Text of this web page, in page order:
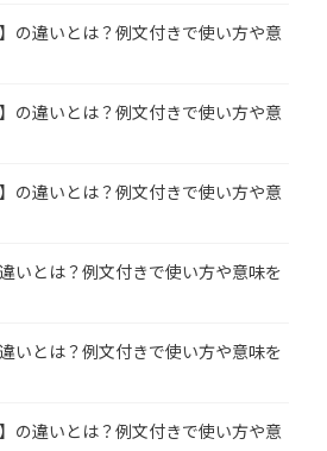
の違いとは？例文付きで使い方や意
の違いとは？例文付きで使い方や意
の違いとは？例文付きで使い方や意
いとは？例文付きで使い方や意味を
いとは？例文付きで使い方や意味を
の違いとは？例文付きで使い方や意